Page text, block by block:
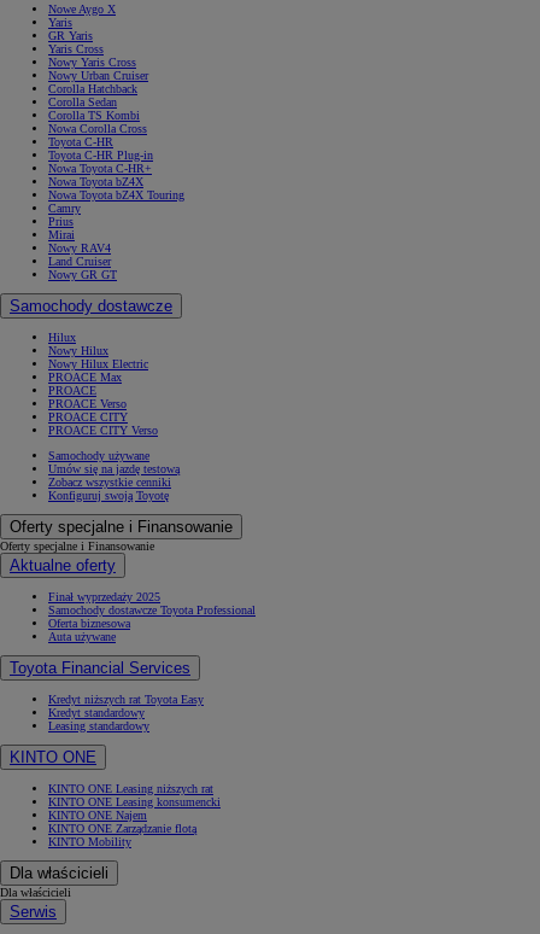
Nowe Aygo X
Yaris
GR Yaris
Yaris Cross
Nowy Yaris Cross
Nowy Urban Cruiser
Corolla Hatchback
Corolla Sedan
Corolla TS Kombi
Nowa Corolla Cross
Toyota C-HR
Toyota C-HR Plug-in
Nowa Toyota C-HR+
Nowa Toyota bZ4X
Nowa Toyota bZ4X Touring
Camry
Prius
Mirai
Nowy RAV4
Land Cruiser
Nowy GR GT
Samochody dostawcze
Hilux
Nowy Hilux
Nowy Hilux Electric
PROACE Max
PROACE
PROACE Verso
PROACE CITY
PROACE CITY Verso
Samochody używane
Umów się na jazdę testową
Zobacz wszystkie cenniki
Konfiguruj swoją Toyotę
Oferty specjalne i Finansowanie
Oferty specjalne i Finansowanie
Aktualne oferty
Finał wyprzedaży 2025
Samochody dostawcze Toyota Professional
Oferta biznesowa
Auta używane
Toyota Financial Services
Kredyt niższych rat Toyota Easy
Kredyt standardowy
Leasing standardowy
KINTO ONE
KINTO ONE Leasing niższych rat
KINTO ONE Leasing konsumencki
KINTO ONE Najem
KINTO ONE Zarządzanie flotą
KINTO Mobility
Dla właścicieli
Dla właścicieli
Serwis